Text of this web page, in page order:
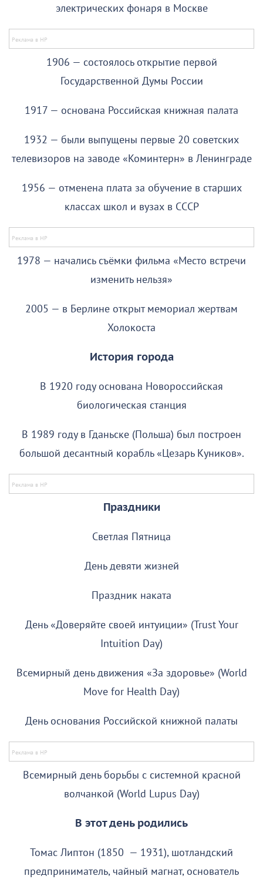
электрических фонаря в Москве
1906 — состоялось открытие первой
Государственной Думы России
1917 — основана Российская книжная палата
1932 — были выпущены первые 20 советских
телевизоров на заводе «Коминтерн» в Ленинграде
1956 — отменена плата за обучение в старших
классах школ и вузах в СССР
1978 — начались съёмки фильма «Место встречи
изменить нельзя»
2005 — в Берлине открыт мемориал жертвам
Холокоста
История города
В 1920 году основана Новороссийская
биологическая станция
В 1989 году в Гданьске (Польша) был построен
большой десантный корабль «Цезарь Куников».
Праздники
Светлая Пятница
День девяти жизней
Праздник наката
День «Доверяйте своей интуиции» (Trust Your
Intuition Day)
Всемирный день движения «За здоровье» (World
Move for Health Day)
День основания Российской книжной палаты
Всемирный день борьбы с системной красной
волчанкой (World Lupus Day)
В этот день родились
Томас Липтон (1850 — 1931), шотландский
предприниматель, чайный магнат, основатель